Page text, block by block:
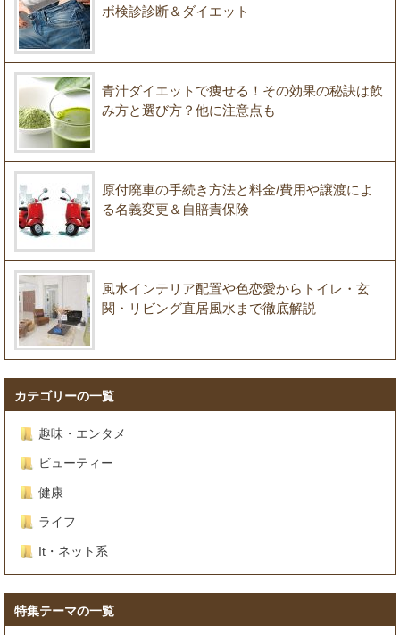
ボ検診診断＆ダイエット
青汁ダイエットで痩せる！その効果の秘訣は飲
み方と選び方？他に注意点も
原付廃車の手続き方法と料金/費用や譲渡によ
る名義変更＆自賠責保険
風水インテリア配置や色恋愛からトイレ・玄
関・リビング直居風水まで徹底解説
カテゴリーの一覧
趣味・エンタメ
ビューティー
健康
ライフ
It・ネット系
特集テーマの一覧